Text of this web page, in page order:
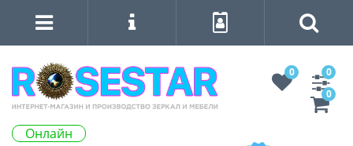
Онлайн
0
0
0